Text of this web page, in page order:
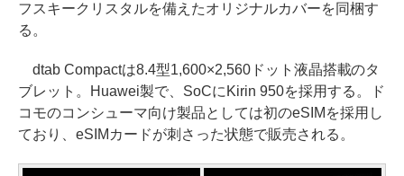
フスキークリスタルを備えたオリジナルカバーを同梱す
る。
dtab Compactは8.4型1,600×2,560ドット液晶搭載のタ
ブレット。Huawei製で、SoCにKirin 950を採用する。ド
コモのコンシューマ向け製品としては初のeSIMを採用し
ており、eSIMカードが刺さった状態で販売される。